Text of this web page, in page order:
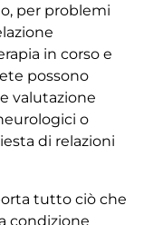
per problemi
in corso e
possono
valutazione
o
di relazioni
tutto ciò che
condizione